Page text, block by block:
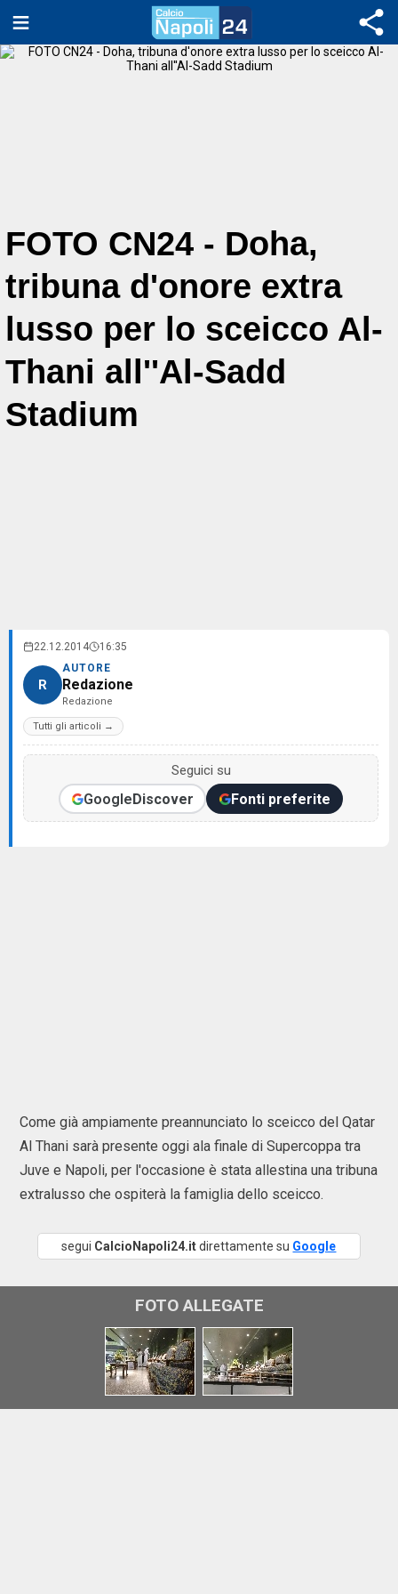
FOTO CN24 - Doha,
tribuna d'onore extra
lusso per lo sceicco Al-
Thani all''Al-Sadd
Stadium
22.12.2014 16:35
R
AUTORE
Redazione
Redazione
Tutti gli articoli →
Seguici su
GoogleDiscover Fonti preferite
Come già ampiamente preannunciato lo sceicco del Qatar
Al Thani sarà presente oggi ala finale di Supercoppa tra
Juve e Napoli, per l'occasione è stata allestina una tribuna
extralusso che ospiterà la famiglia dello sceicco.
segui CalcioNapoli24.itdirettamente su Google
FOTO ALLEGATE